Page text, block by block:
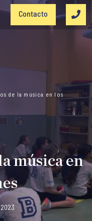
Contacto
de la música en los
música en